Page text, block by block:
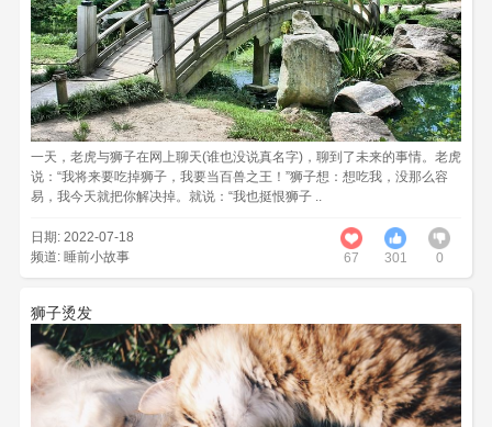
一天，老虎与狮子在网上聊天(谁也没说真名字)，聊到了未来的事情。老虎
说：“我将来要吃掉狮子，我要当百兽之王！”狮子想：想吃我，没那么容
易，我今天就把你解决掉。就说：“我也挺恨狮子 ..
日期: 2022-07-18
频道: 睡前小故事 67 301 0
狮子烫发